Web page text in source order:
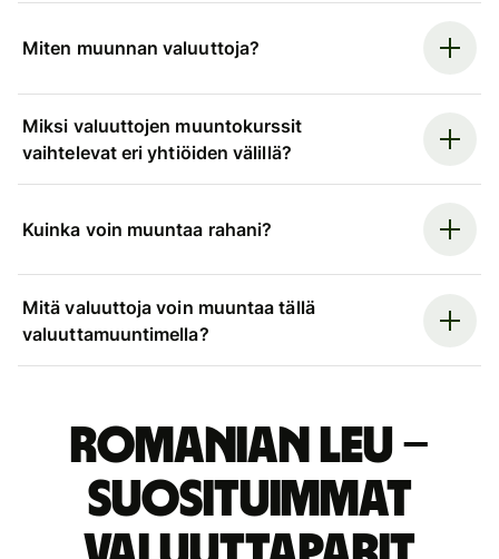
Miten muunnan valuuttoja?
Miksi valuuttojen muuntokurssit
vaihtelevat eri yhtiöiden välillä?
Kuinka voin muuntaa rahani?
Mitä valuuttoja voin muuntaa tällä
valuuttamuuntimella?
Romanian leu –
suosituimmat